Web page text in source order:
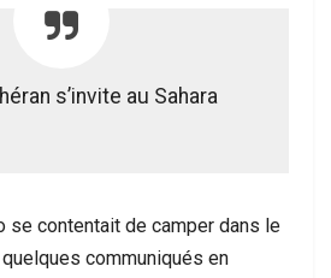
s’invite au Sahara
se contentait de camper dans le
communiqués en